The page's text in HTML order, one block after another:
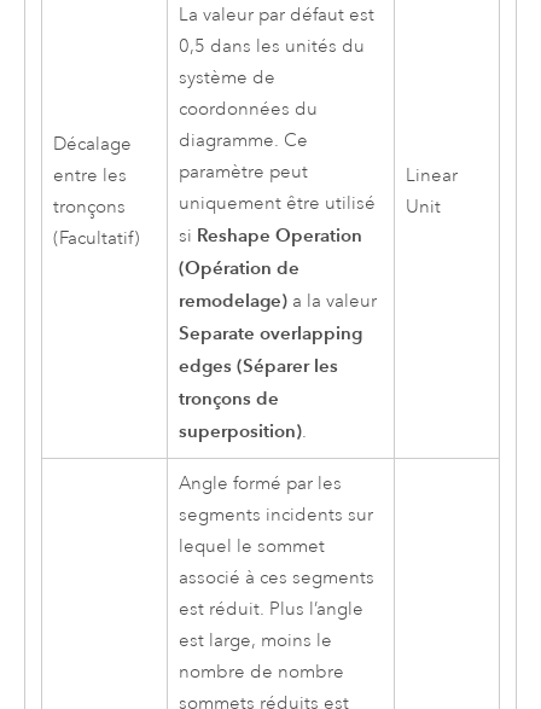
Décalage
entre les
tronçons
(Facultatif)
La valeur par défaut est
0,5 dans les unités du
système de
coordonnées du
diagramme. Ce
paramètre peut
uniquement être utilisé
si Reshape Operation
(Opération de
remodelage)a la valeur
Separate overlapping
edges (Séparer les
tronçons de
superposition).
Linear
Unit
Angle formé par les
segments incidents sur
lequel le sommet
associé à ces segments
est réduit. Plus l’angle
est large, moins le
nombre de nombre
sommets réduits est